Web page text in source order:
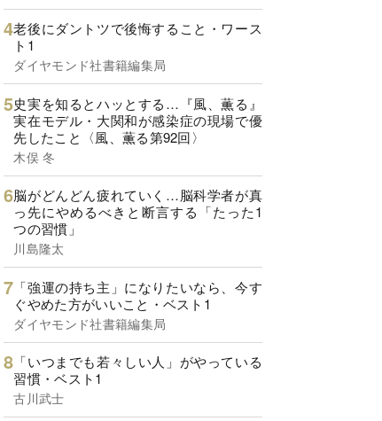
老後にダントツで後悔すること・ワース
ト1
ダイヤモンド社書籍編集局
史実を知るとハッとする…『風、薫る』
実在モデル・大関和が感染症の現場で優
先したこと〈風、薫る第92回〉
木俣 冬
脳がどんどん疲れていく…脳科学者が真
っ先にやめるべきと断言する「たった1
つの習慣」
川島隆太
「強運の持ち主」になりたいなら、今す
ぐやめた方がいいこと・ベスト1
ダイヤモンド社書籍編集局
「いつまでも若々しい人」がやっている
習慣・ベスト1
古川武士